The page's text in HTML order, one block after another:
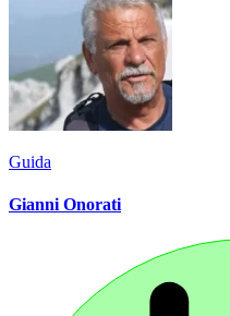
Guida
Gianni Onorati